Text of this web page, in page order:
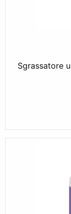
Sgrassatore